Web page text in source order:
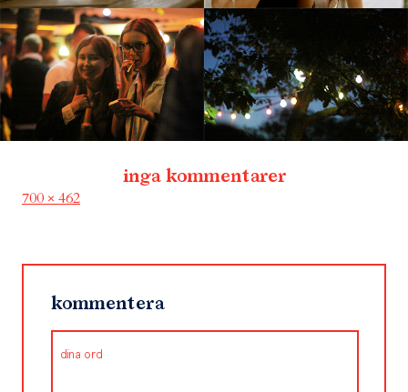
inga kommentarer
Full
700 × 462
kommentera